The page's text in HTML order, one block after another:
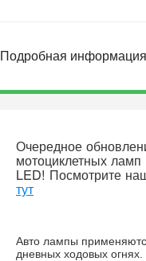
Подробная информация
Очередное
мотоциклетных
LED! Посмотрите
тут
Авто лампы
дневных ходовых огнях.